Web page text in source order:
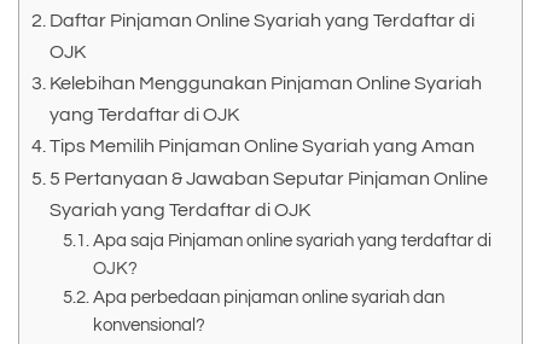
Daftar Pinjaman Online Syariah yang Terdaftar di
OJK
Kelebihan Menggunakan Pinjaman Online Syariah
yang Terdaftar di OJK
Tips Memilih Pinjaman Online Syariah yang Aman
5 Pertanyaan & Jawaban Seputar Pinjaman Online
Syariah yang Terdaftar di OJK
Apa saja Pinjaman online syariah yang terdaftar di
OJK?
Apa perbedaan pinjaman online syariah dan
konvensional?